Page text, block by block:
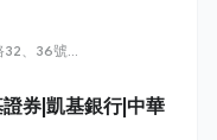
32、36號
券|凱基銀行|中華